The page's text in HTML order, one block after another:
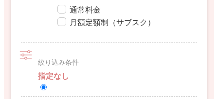
通常料金
月額定額制（サブスク）
絞り込み条件
指定なし